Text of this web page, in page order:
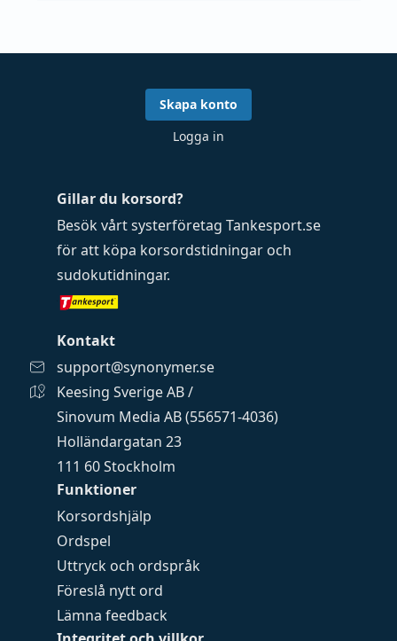
Funktioner
Korsordshjälp
Ordspel
Uttryck och ordspråk
Föreslå nytt ord
Lämna feedback
Gillar du korsord?
Besök vårt systerföretag Tankesport.se
för att köpa korsordstidningar och
sudokutidningar.
Kontakt
support@synonymer.se
Keesing Sverige AB /
Sinovum Media AB (556571-4036)
Holländargatan 23
111 60 Stockholm
Skapa konto
Logga in